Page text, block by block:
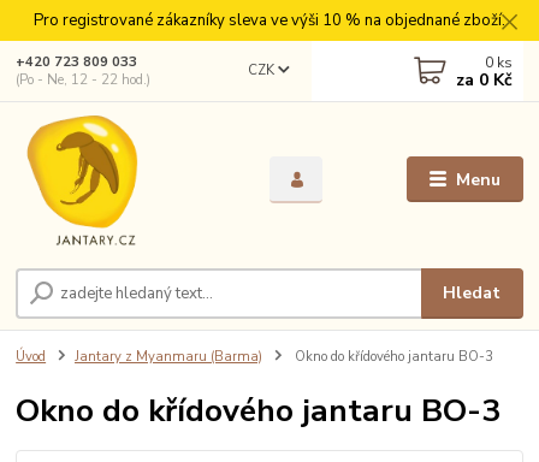
Pro registrované zákazníky sleva ve výši 10 % na objednané zboží.
Menu
CZK
Hledat
+420 723 809 033
(Po - Ne, 12 - 22 hod.)
0 ks
za 0 Kč
Úvod Jantary z Myanmaru (Barma) Okno do křídového jantaru BO-3
Okno do křídového jantaru BO-3